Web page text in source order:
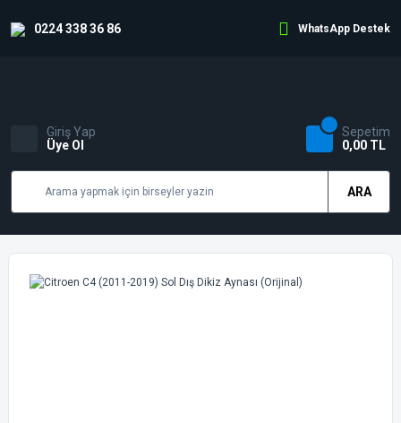
0224 338 36 86 WhatsApp Destek
ARA
Giriş Yap
Üye Ol
Sepetim
0,00 TL